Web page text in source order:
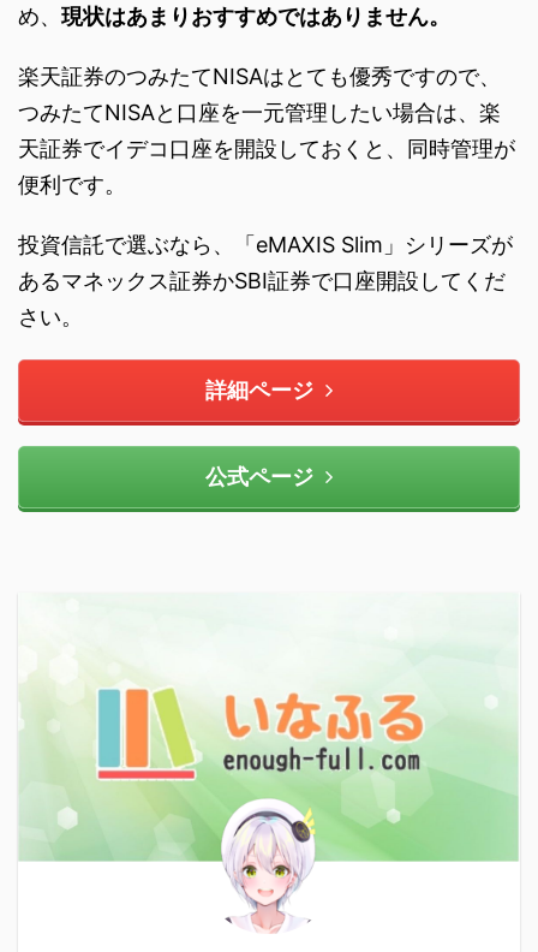
め、 現状はあまりおすすめではありません。
楽天証券のつみたてNISAはとても優秀ですので、
つみたてNISAと口座を一元管理したい場合は、楽
天証券でイデコ口座を開設しておくと、同時管理が
便利です。
投資信託で選ぶなら、「eMAXIS Slim」シリーズが
あるマネックス証券かSBI証券で口座開設してくだ
さい。
詳細ページ
公式ページ